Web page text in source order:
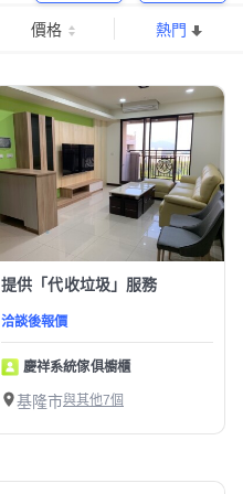
價格 熱門
提供「代收垃圾」服務
洽談後報價
慶祥系統傢俱櫥櫃
基隆市與其他7個